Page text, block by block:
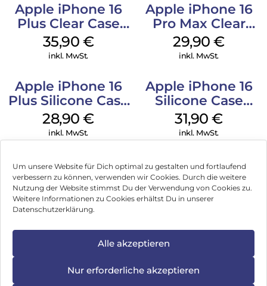
Um unsere Website für Dich optimal zu gestalten und fortlaufend
verbessern zu können, verwenden wir Cookies. Durch die weitere
Nutzung der Website stimmst Du der Verwendung von Cookies zu.
Weitere Informationen zu Cookies erhältst Du in unserer
Datenschutzerklärung.
Alle akzeptieren
Nur erforderliche akzeptieren
Apple iPhone 16
Plus Clear Case
MagSafe
Transparent
35,90 €
inkl. MwSt.
Apple iPhone 16
Pro Max Clear
Case MagSafe
Transparent
29,90€
inkl. MwSt.
Apple iPhone 16
Plus Silicone Case
MagSafe Black
28,90€
inkl. MwSt.
Apple iPhone 16
Silicone Case
MagSafe Fuchsia
31,90€
inkl. MwSt.
Impressum